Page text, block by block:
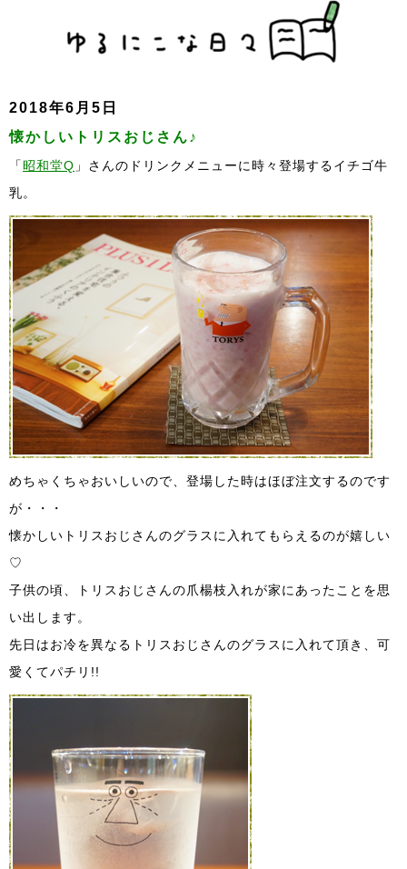
2018年6月5日
懐かしいトリスおじさん♪
「 昭和堂Q 」さんのドリンクメニューに時々登場するイチゴ牛
乳。
めちゃくちゃおいしいので、登場した時はほぼ注文するのです
が・・・
懐かしいトリスおじさんのグラスに入れてもらえるのが嬉しい
♡
子供の頃、トリスおじさんの爪楊枝入れが家にあったことを思
い出します。
先日はお冷を異なるトリスおじさんのグラスに入れて頂き、可
愛くてパチリ!!